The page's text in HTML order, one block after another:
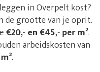
in Overpelt kost?
de grootte van je oprit.
€20,- en €45,- per m².
arbeidskosten van
.